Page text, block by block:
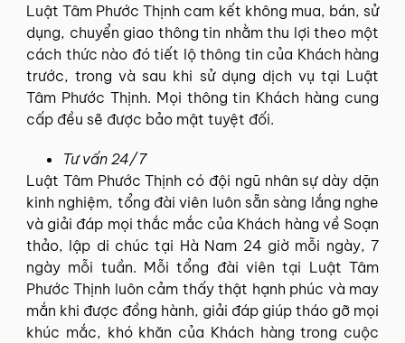
Luật Tâm Phước Thịnh cam kết không mua, bán, sử
dụng, chuyển giao thông tin nhằm thu lợi theo một
cách thức nào đó tiết lộ thông tin của Khách hàng
trước, trong và sau khi sử dụng dịch vụ tại Luật
Tâm Phước Thịnh. Mọi thông tin Khách hàng cung
cấp đều sẽ được bảo mật tuyệt đối.
Tư vấn 24/7
Luật Tâm Phước Thịnh có đội ngũ nhân sự dày dặn
kinh nghiệm, tổng đài viên luôn sẵn sàng lắng nghe
và giải đáp mọi thắc mắc của Khách hàng về Soạn
thảo, lập di chúc tại Hà Nam 24 giờ mỗi ngày, 7
ngày mỗi tuần. Mỗi tổng đài viên tại Luật Tâm
Phước Thịnh luôn cảm thấy thật hạnh phúc và may
mắn khi được đồng hành, giải đáp giúp tháo gỡ mọi
khúc mắc, khó khăn của Khách hàng trong cuộc